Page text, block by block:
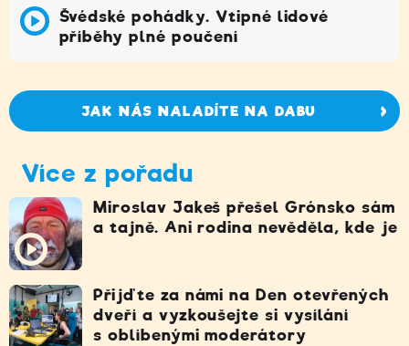
Švédské pohádky. Vtipné lidové
příběhy plné poučení
JAK NÁS NALADÍTE NA DABU
Více z pořadu
Miroslav Jakeš přešel Grónsko sám
a tajně. Ani rodina nevěděla, kde je
Přijďte za námi na Den otevřených
dveří a vyzkoušejte si vysílání
s oblíbenými moderátory